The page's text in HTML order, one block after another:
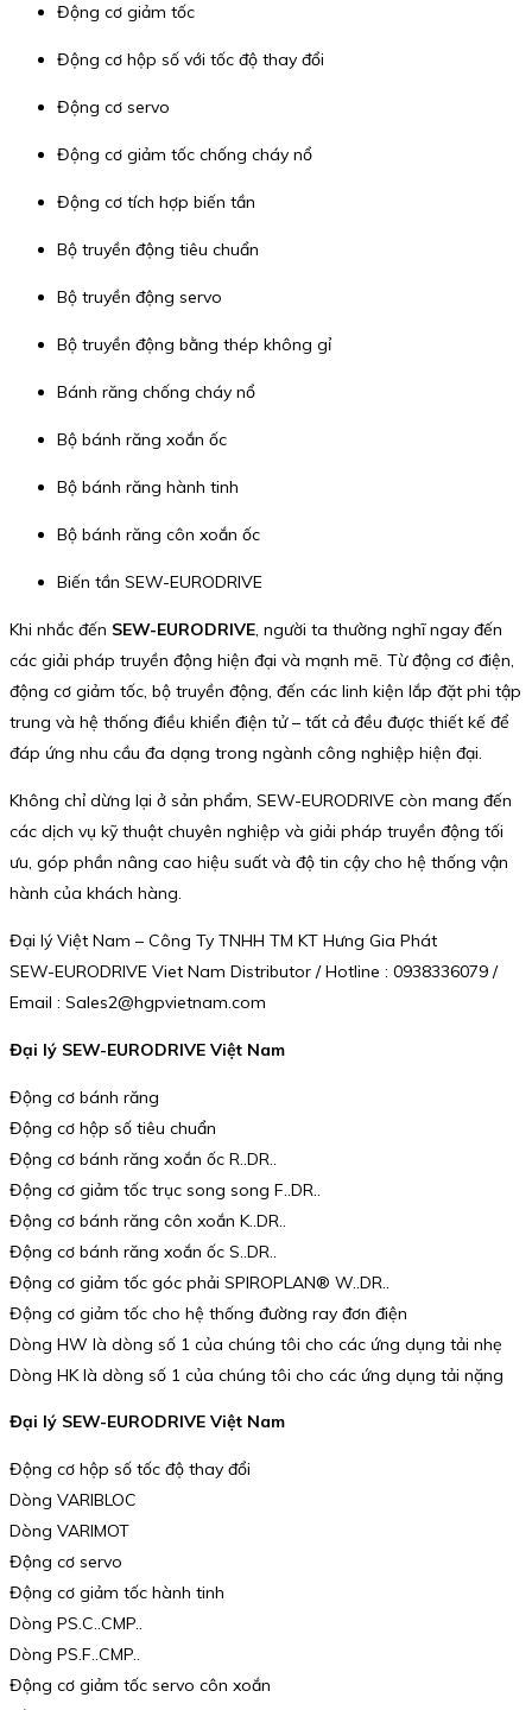
Động cơ giảm tốc
Động cơ hộp số với tốc độ thay đổi
Động cơ servo
Động cơ giảm tốc chống cháy nổ
Động cơ tích hợp biến tần
Bộ truyền động tiêu chuẩn
Bộ truyền động servo
Bộ truyền động bằng thép không gỉ
Bánh răng chống cháy nổ
Bộ bánh răng xoắn ốc
Bộ bánh răng hành tinh
Bộ bánh răng côn xoắn ốc
Biến tần SEW-EURODRIVE
Khi nhắc đến SEW-EURODRIVE, người ta thường nghĩ ngay đến
các giải pháp truyền động hiện đại và mạnh mẽ. Từ động cơ điện,
động cơ giảm tốc, bộ truyền động, đến các linh kiện lắp đặt phi tập
trung và hệ thống điều khiển điện tử – tất cả đều được thiết kế để
đáp ứng nhu cầu đa dạng trong ngành công nghiệp hiện đại.
Không chỉ dừng lại ở sản phẩm, SEW-EURODRIVE còn mang đến
các dịch vụ kỹ thuật chuyên nghiệp và giải pháp truyền động tối
ưu, góp phần nâng cao hiệu suất và độ tin cậy cho hệ thống vận
hành của khách hàng.
Đại lý Việt Nam – Công Ty TNHH TM KT Hưng Gia Phát
SEW-EURODRIVE Viet Nam Distributor / Hotline : 0938336079 /
Email : Sales2@hgpvietnam.com
Đại lý SEW-EURODRIVE Việt Nam
Động cơ bánh răng
Động cơ hộp số tiêu chuẩn
Động cơ bánh răng xoắn ốc R..DR..
Động cơ giảm tốc trục song song F..DR..
Động cơ bánh răng côn xoắn K..DR..
Động cơ bánh răng xoắn ốc S..DR..
Động cơ giảm tốc góc phải SPIROPLAN® W..DR..
Động cơ giảm tốc cho hệ thống đường ray đơn điện
Dòng HW là dòng số 1 của chúng tôi cho các ứng dụng tải nhẹ
Dòng HK là dòng số 1 của chúng tôi cho các ứng dụng tải nặng
Đại lý SEW-EURODRIVE Việt Nam
Động cơ hộp số tốc độ thay đổi
Dòng VARIBLOC
Dòng VARIMOT
Động cơ servo
Động cơ giảm tốc hành tinh
Dòng PS.C..CMP..
Dòng PS.F..CMP..
Động cơ giảm tốc servo côn xoắn